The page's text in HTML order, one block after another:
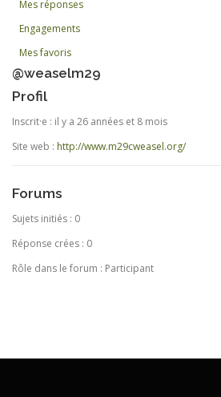
Mes réponses
Engagements
Mes favoris
@weaselm29
Profil
Inscrit·e : il y a 26 années et 8 mois
Site web : http://www.m29cweasel.org/
Forums
Sujets initiés : 0
Réponse crées : 0
Rôle dans le forum : Participant